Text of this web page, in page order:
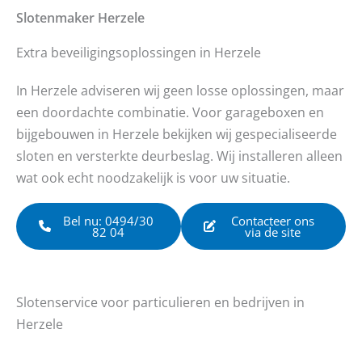
Slotenmaker Herzele
Extra beveiligingsoplossingen in Herzele
In Herzele adviseren wij geen losse oplossingen, maar
een doordachte combinatie. Voor garageboxen en
bijgebouwen in Herzele bekijken wij gespecialiseerde
sloten en versterkte deurbeslag. Wij installeren alleen
wat ook echt noodzakelijk is voor uw situatie.
Bel nu: 0494/30
82 04
Contacteer ons
via de site
Slotenservice voor particulieren en bedrijven in
Herzele